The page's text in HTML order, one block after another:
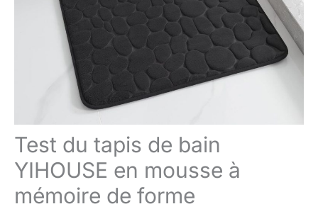
Test du tapis de bain
YIHOUSE en mousse à
mémoire de forme